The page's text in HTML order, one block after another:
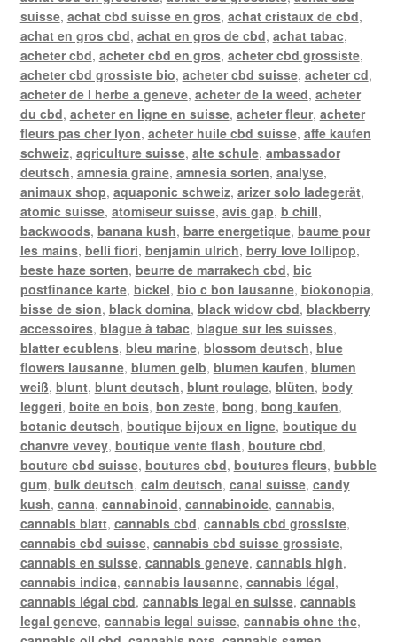
suisse, achat cbd suisse en gros, achat cristaux de cbd,
achat en gros cbd, achat en gros de cbd, achat tabac,
acheter cbd, acheter cbd en gros, acheter cbd grossiste,
acheter cbd grossiste bio, acheter cbd suisse, acheter cd,
acheter de l herbe a geneve, acheter de la weed, acheter
du cbd, acheter en ligne en suisse, acheter fleur, acheter
fleurs pas cher lyon, acheter huile cbd suisse, affe kaufen
schweiz, agriculture suisse, alte schule, ambassador
deutsch, amnesia graine, amnesia sorten, analyse,
animaux shop, aquaponic schweiz, arizer solo ladegerät,
atomic suisse, atomiseur suisse, avis gap, b chill,
backwoods, banana kush, barre energetique, baume pour
les mains, belli fiori, benjamin ulrich, berry love lollipop,
beste haze sorten, beurre de marrakech cbd, bic
postfinance karte, bickel, bio c bon lausanne, biokonopia,
bisse de sion, black domina, black widow cbd, blackberry
accessoires, blague à tabac, blague sur les suisses,
blatter ecublens, bleu marine, blossom deutsch, blue
flowers lausanne, blumen gelb, blumen kaufen, blumen
weiß, blunt, blunt deutsch, blunt roulage, blüten, body
leggeri, boite en bois, bon zeste, bong, bong kaufen,
botanic deutsch, boutique bijoux en ligne, boutique du
chanvre vevey, boutique vente flash, bouture cbd,
bouture cbd suisse, boutures cbd, boutures fleurs, bubble
gum, bulk deutsch, calm deutsch, canal suisse, candy
kush, canna, cannabinoid, cannabinoide, cannabis,
cannabis blatt, cannabis cbd, cannabis cbd grossiste,
cannabis cbd suisse, cannabis cbd suisse grossiste,
cannabis en suisse, cannabis geneve, cannabis high,
cannabis indica, cannabis lausanne, cannabis légal,
cannabis légal cbd, cannabis legal en suisse, cannabis
legal geneve, cannabis legal suisse, cannabis ohne thc,